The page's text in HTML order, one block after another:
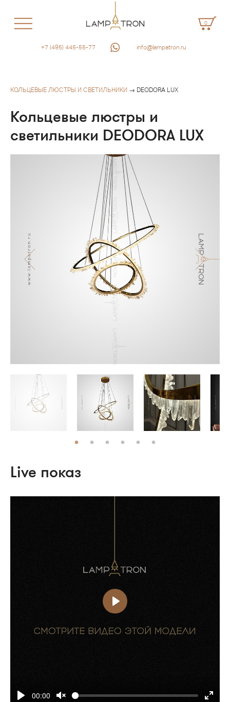
0
+7 (495) 445-55-77 info@lampatron.ru
КОЛЬЦЕВЫЕ ЛЮСТРЫ И СВЕТИЛЬНИКИ → DEODORA LUX
Кольцевые люстры и
светильники DEODORA LUX
Live показ
00:00